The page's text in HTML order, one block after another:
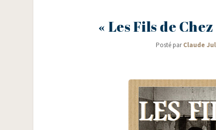
« Les Fils de
Posté parClaude